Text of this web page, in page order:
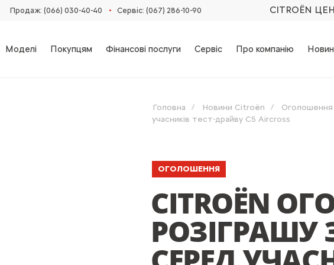
Продаж: (066) 030-40-40 • Сервіс: (067) 286-10-90 CITROËN
Моделі Покупцям Фінансові послуги Сервіс Про компанію
Головна Новини Citroën Оголошення
учасників тест-драйву C5 Aircross
ОГОЛОШЕННЯ
CITROËN
РОЗІГРАШУ